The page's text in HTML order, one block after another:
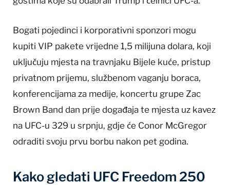
Bogati pojedinci i korporativni sponzori mogu
kupiti VIP pakete vrijedne 1,5 milijuna dolara, koji
uključuju mjesta na travnjaku Bijele kuće, pristup
privatnom prijemu, službenom vaganju boraca,
konferencijama za medije, koncertu grupe Zac
Brown Band dan prije događaja te mjesta uz kavez
na UFC-u 329 u srpnju, gdje će Conor McGregor
odraditi svoju prvu borbu nakon pet godina.
Kako gledati UFC Freedom 250